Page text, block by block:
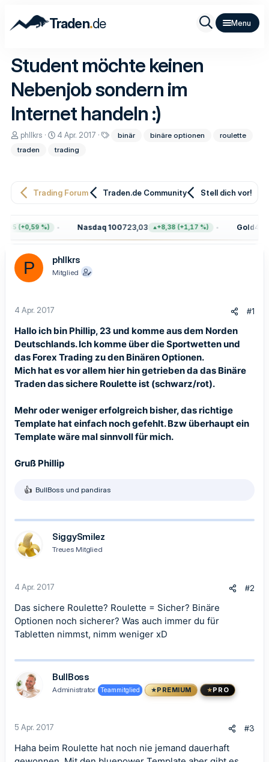
Traden.de
Student möchte keinen
Nebenjob sondern im
Internet handeln :)
E
r
s
l
phllkrs
E
s
l
4 Apr. 2017
w
e
binär binäre optionen
roulette
traden
trading
Trading Forum Traden.de Community Stell dich vor!
(+0,59 %) Nasdaq 100723,03 +8,38 (+1,17 %) Gold
P phllkrs
Mitglied
4 Apr. 2017 #1
Hallo ich bin Phillip, 23 und komme aus dem Norden
Deutschlands. Ich komme über die Sportwetten und
das Forex Trading zu den Binären Optionen.
Mich hat es vor allem hier hin getrieben da das Binäre
Traden das sichere Roulette ist (schwarz/rot).
Mehr oder weniger erfolgreich bisher, das richtige
Template hat einfach noch gefehlt. Bzw überhaupt ein
Template wäre mal sinnvoll für mich.
Gruß Phillip
R
k
i
o
:
BullBoss und pandiras
SiggySmilez
Treues Mitglied
4 Apr. 2017 #2
Das sichere Roulette? Roulette = Sicher? Binäre
Optionen noch sicherer? Was auch immer du für
Tabletten nimmst, nimm weniger xD
BullBoss
Administrator Teammitglied PREMIUM PRO
5 Apr. 2017 #3
Haha beim Roulette hat noch nie jemand dauerhaft